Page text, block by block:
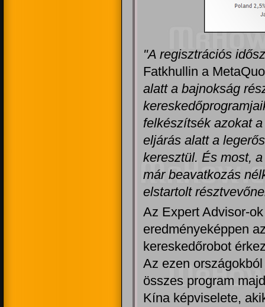
"A regisztrációs
Fatkhullin a
alatt a bajnokság
felkészítsék azokat
eljárás alatt a
keresztül. És most,
már beavatkozás
elstartolt
Az Expert Advisor-
eredményeképpen
kereskedőrobot
Az ezen
összes program
Kína képviselete,